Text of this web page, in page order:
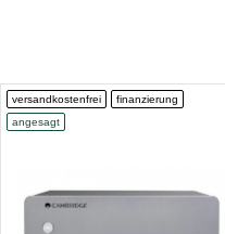
versandkostenfrei
finanzierung
angesagt